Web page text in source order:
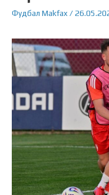
Фудбал Makfax /